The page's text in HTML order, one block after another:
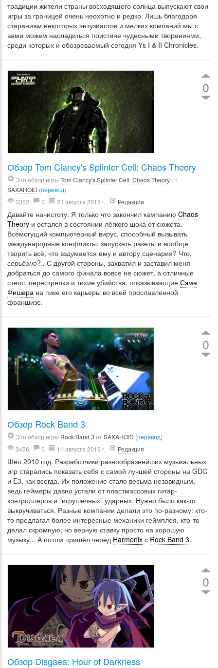
традиции жители страны восходящего солнца выпускают свои
игры за границей очень неохотно и редко. Лишь благодаря
стараниям некоторых энтузиастов и мелких компаний мы с
вами можем насладиться поистине чудесными творениями,
среди которых и обозреваемый сегодня Ys I & II Chronicles.
0
Обзор Tom Clancy's Splinter Cell: Chaos Theory
Это обзор игры Tom Clancy's Splinter Cell: Chaos Theoryот
SAXAHOID (перевод)
3352
0 23 августа 2013 г. Редакция
Давайте начистоту. Я только что закончил кампанию Chaos
Theory и остался в состоянии лёгкого шока от сюжета.
Всемогущий компьютерный вирус, способный вызывать
международные конфликты, запускать ракеты и вообще
творить всё, что вздумается ему и автору сценария? Что,
серьёзно?.. С другой стороны, захватил и заставил меня
добраться до самого финала вовсе не сюжет, а отличные
стелс, перестрелки и тихие убийства, показывающие Сэма
Фишера на пике его карьеры во всей прославленной
франшизе.
0
Обзор Rock Band 3
Это обзор игры Rock Band 3 отSAXAHOID (перевод)
3456
0 11 августа 2013 г. Редакция
Шёл 2010 год. Разработчики разнообразнейших музыкальных
игр старались показать себя с самой лучшей стороны на GDC
и E3, как всегда. Их положение стало весьма незавидным,
ведь геймеры давно устали от пластмассовых гитар-
контроллеров и "игрушечных" ударных. Нужно было как-то
выкручиваться. Разные компании делали это по-разному: кто-
то предлагал более интересные механики геймплея, кто-то
делал скромную, но верную ставку просто на хорошую
музыку... А потом пришёл черёд Harmonix с Rock Band 3.
0
Обзор Disgaea: Hour of Darkness